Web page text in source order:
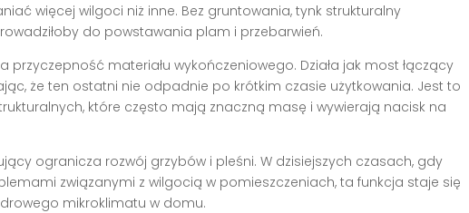
więcej wilgoci niż inne. Bez gruntowania, tynk strukturalny
do powstawania plam i przebarwień.
przyczepność materiału wykończeniowego. Działa jak most łączący
że ten ostatni nie odpadnie po krótkim czasie użytkowania. Jest to
które często mają znaczną masę i wywierają nacisk na
ogranicza rozwój grzybów i pleśni. W dzisiejszych czasach, gdy
związanymi z wilgocią w pomieszczeniach, ta funkcja staje się
mikroklimatu w domu.